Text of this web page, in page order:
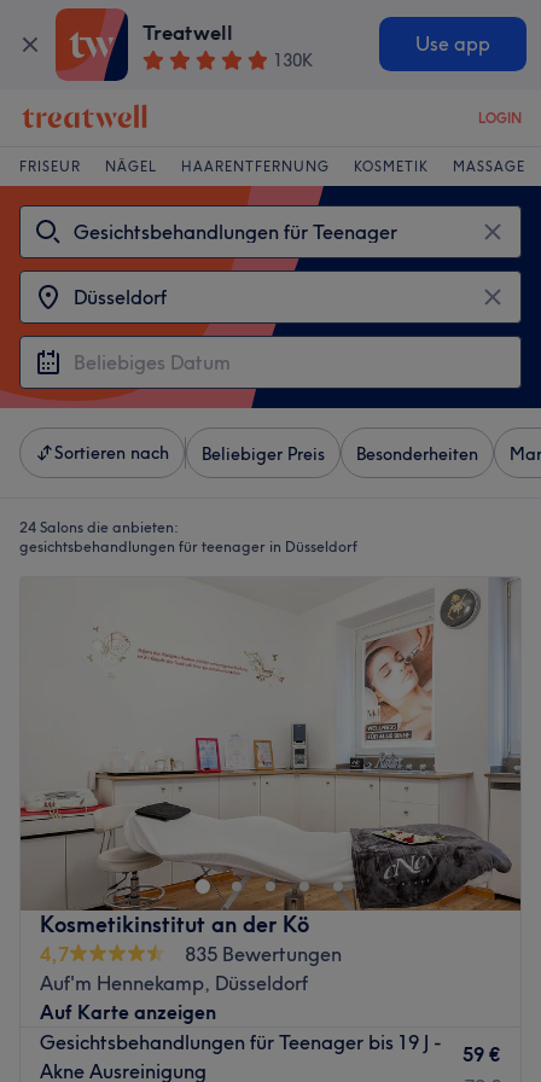
Treatwell
130K
Use app
LOGIN
FRISEUR NÄGEL HAARENTFERNUNG KOSMETIK MASSAGE
Sortieren nach Beliebiger Preis Besonderheiten
24 Salons die anbieten:
gesichtsbehandlungen für teenager in Düsseldorf
Kosmetikinstitut an der Kö
4,7
835 Bewertungen
Auf'm Hennekamp, Düsseldorf
Auf Karte anzeigen
Gesichtsbehandlungen für Teenager bis 19 J -
Akne Ausreinigung
59 €